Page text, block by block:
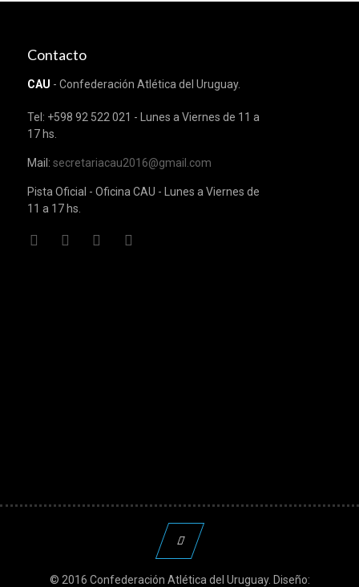
Contacto
CAU - Confederación Atlética del Uruguay.
Tel: +598 92 522 021 - Lunes a Viernes de 11 a
17 hs.
Mail: secretariacau2016@gmail.com
Pista Oficial - Oficina CAU - Lunes a Viernes de
11 a 17 hs.
© 2016 Confederación Atlética del Uruguay. Diseño: